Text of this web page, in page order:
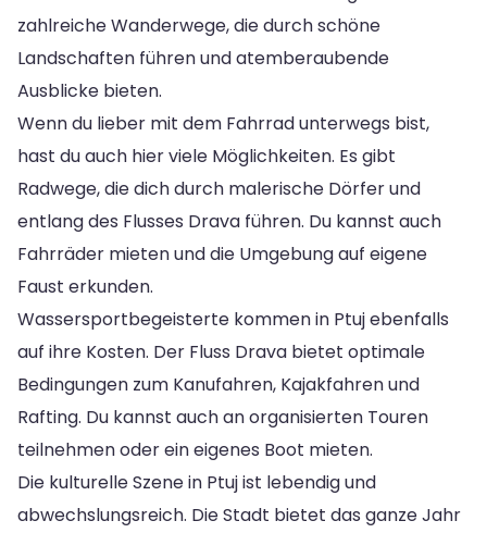
zahlreiche Wanderwege, die durch schöne
Landschaften führen und atemberaubende
Ausblicke bieten.
Wenn du lieber mit dem Fahrrad unterwegs bist,
hast du auch hier viele Möglichkeiten. Es gibt
Radwege, die dich durch malerische Dörfer und
entlang des Flusses Drava führen. Du kannst auch
Fahrräder mieten und die Umgebung auf eigene
Faust erkunden.
Wassersportbegeisterte kommen in Ptuj ebenfalls
auf ihre Kosten. Der Fluss Drava bietet optimale
Bedingungen zum Kanufahren, Kajakfahren und
Rafting. Du kannst auch an organisierten Touren
teilnehmen oder ein eigenes Boot mieten.
Die kulturelle Szene in Ptuj ist lebendig und
abwechslungsreich. Die Stadt bietet das ganze Jahr